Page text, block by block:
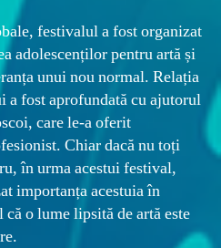
festivalul a fost organizat
adolescenților pentru artă și
unui nou normal. Relația
a fost aprofundată cu ajutorul
care le-a oferit
Chiar dacă nu toți
în urma acestui festival,
importanța acestuia în
o lume lipsită de artă este